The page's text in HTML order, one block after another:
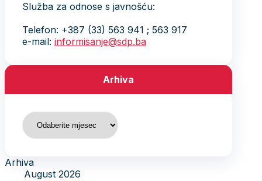
Služba za odnose s javnošću:
Telefon: +387 (33) 563 941 ; 563 917
e-mail: informisanje@sdp.ba
Arhiva
Arhiva
Arhiva
August 2026